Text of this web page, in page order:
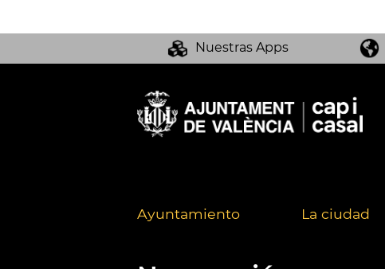
Nuestras Apps
Ayuntamiento La ciudad